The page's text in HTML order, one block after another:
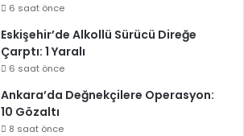
6 saat önce
Eskişehir’de Alkollü Sürücü Direğe
Çarptı: 1 Yaralı
6 saat önce
Ankara’da Değnekçilere Operasyon:
10 Gözaltı
8 saat önce